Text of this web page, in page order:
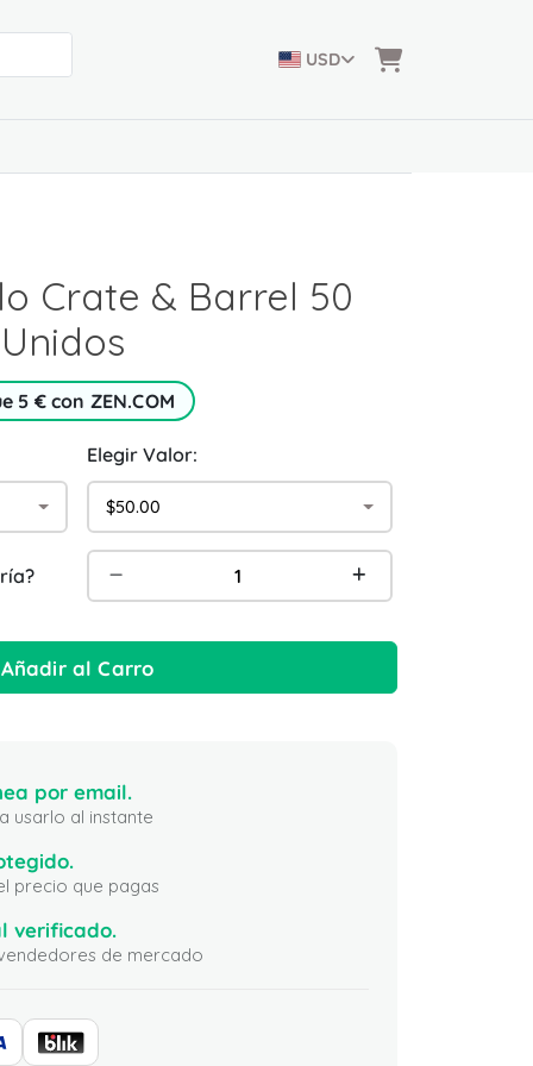
USD
Crate & Barrel 50
5 € con ZEN.COM
Elegir Valor:
$50.00
Añadir al Carro
por email.
usarlo al instante
precio que pagas
verificado.
de mercado